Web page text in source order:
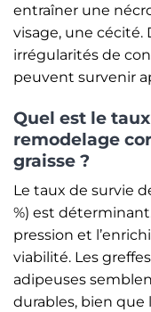
entraîner une
visage, une cécité.
irrégularités de
peuvent survenir
Quel est le
remodelage
graisse ?
Le taux de survie
%) est
pression et
viabilité. Les
adipeuses
durables, bien que